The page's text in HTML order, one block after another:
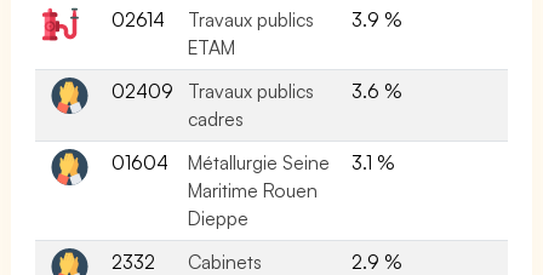
02614
Travaux publics
ETAM
3.9 %
02409
Travaux publics
cadres
3.6 %
01604
Métallurgie Seine
Maritime Rouen
Dieppe
3.1 %
2332
Cabinets
2.9 %